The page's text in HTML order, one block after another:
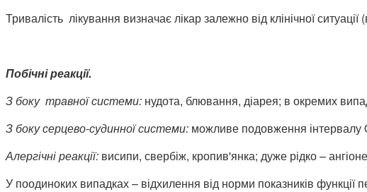
Тривалість лікування визначає лікар залежно від клінічної
Побічні реакції.
З боку травної системи: нудота, блювання, діарея; в окремих
З боку серцево-судинної системи: можливе подовження інтервалу
Алергічні реакції: висипи, свербіж, кропив'янка; дуже рідко –
У поодиноких випадках – відхилення від норми показників функції